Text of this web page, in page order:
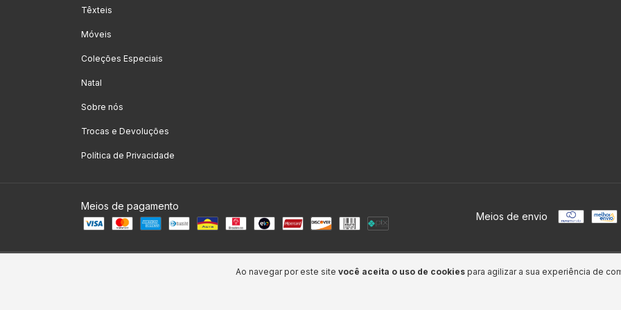
Ao navegar por este site você aceita o uso de cookies para agilizar a sua experiência de
Têxteis
Móveis
Coleções Especiais
Natal
Sobre nós
Trocas e Devoluções
Política de Privacidade
Meios de pagamento
Meios de envio